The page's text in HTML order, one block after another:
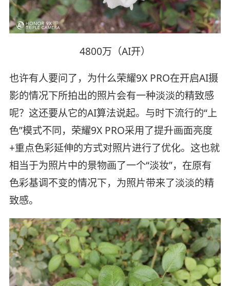
4800万（AI开）
也许有人要问了，为什么荣耀9X PRO在开启AI摄
影的情况下所拍出的照片会有一种淡淡的精致感
呢？这还要从它的AI算法说起。与时下流行的“上
色”模式不同，荣耀9X PRO采用了提升画面亮度
+重点色彩延伸的方式对照片进行了优化。这也就
相当于为照片中的景物画了一个“淡妆”，在原有
色彩基调不变的情况下，为照片带来了淡淡的精
致感。